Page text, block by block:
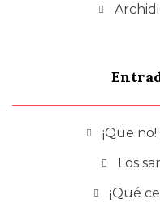
¡Que
Los
¡Qué